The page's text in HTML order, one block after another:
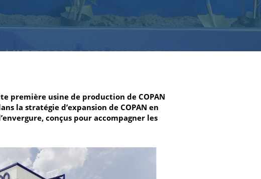
VERTE
première usine de production de COPAN
la stratégie d’expansion de COPAN en
conçus pour accompagner les